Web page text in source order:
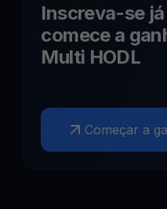
Inscreva-se
comece a
Multi HODL
Começar a